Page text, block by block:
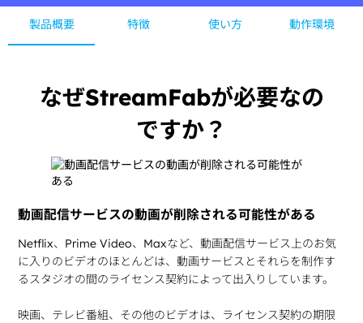
製品概要 特徴 使い方 動作環境
なぜStreamFabが必要なの
ですか？
動画配信サービスの動画が削除される可能性がある
Netflix、Prime Video、Maxなど、動画配信サービス上のお気
に入りのビデオのほとんどは、動画サービスとそれらを制作す
るスタジオの間のライセンス契約によって出入りしています。
映画、テレビ番組、その他のビデオは、ライセンス契約の期限